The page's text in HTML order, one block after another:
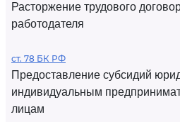
Расторжение трудового
работодателя
ст. 78 БК РФ
Предоставление субсидий
индивидуальным
лицам